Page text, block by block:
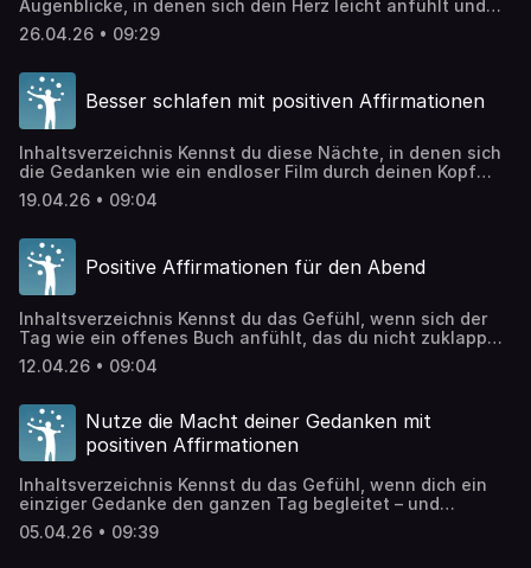
Augenblicke, in denen sich dein Herz leicht anfühlt und
ein Lächeln über dein Gesicht huscht? Momente, die wie
Sonnenstrahlen durch den Alltag brechen – und dann
Glück als etwas Zufälliges, das kommt und geht, ohne
dass wir Einfluss darauf hätten. Doch die Wahrheit […]
26.04.26 • 09:29
Besser schlafen mit positiven Affirmationen
Inhaltsverzeichnis Kennst du diese Nächte, in denen sich
die Gedanken wie ein endloser Film durch deinen Kopf
bewegen? Wenn du dich von einer Seite zur anderen
wälzt und der Schlaf sich anfühlt wie ein ferner Traum?
Herausforderungen unserer Zeit – und gleichzeitig ein
Geschenk an dich selbst, […]
19.04.26 • 09:04
Positive Affirmationen für den Abend
Inhaltsverzeichnis Kennst du das Gefühl, wenn sich der
Tag wie ein offenes Buch anfühlt, das du nicht zuklappen
kannst? Die Gedanken kreisen, der Körper ist müde, doch
der Geist findet keine Ruhe. Eine bewusste Abendroutine
zwischen dem Trubel des Tages und dem erholsamen
Schlaf. […]
12.04.26 • 09:04
Nutze die Macht deiner Gedanken mit
positiven Affirmationen
Inhaltsverzeichnis Kennst du das Gefühl, wenn dich ein
einziger Gedanke den ganzen Tag begleitet – und
plötzlich färbt er alles ein, was du erlebst? Die Macht der
Gedanken ist keine esoterische Theorie, sondern eine
05.04.26 • 09:39